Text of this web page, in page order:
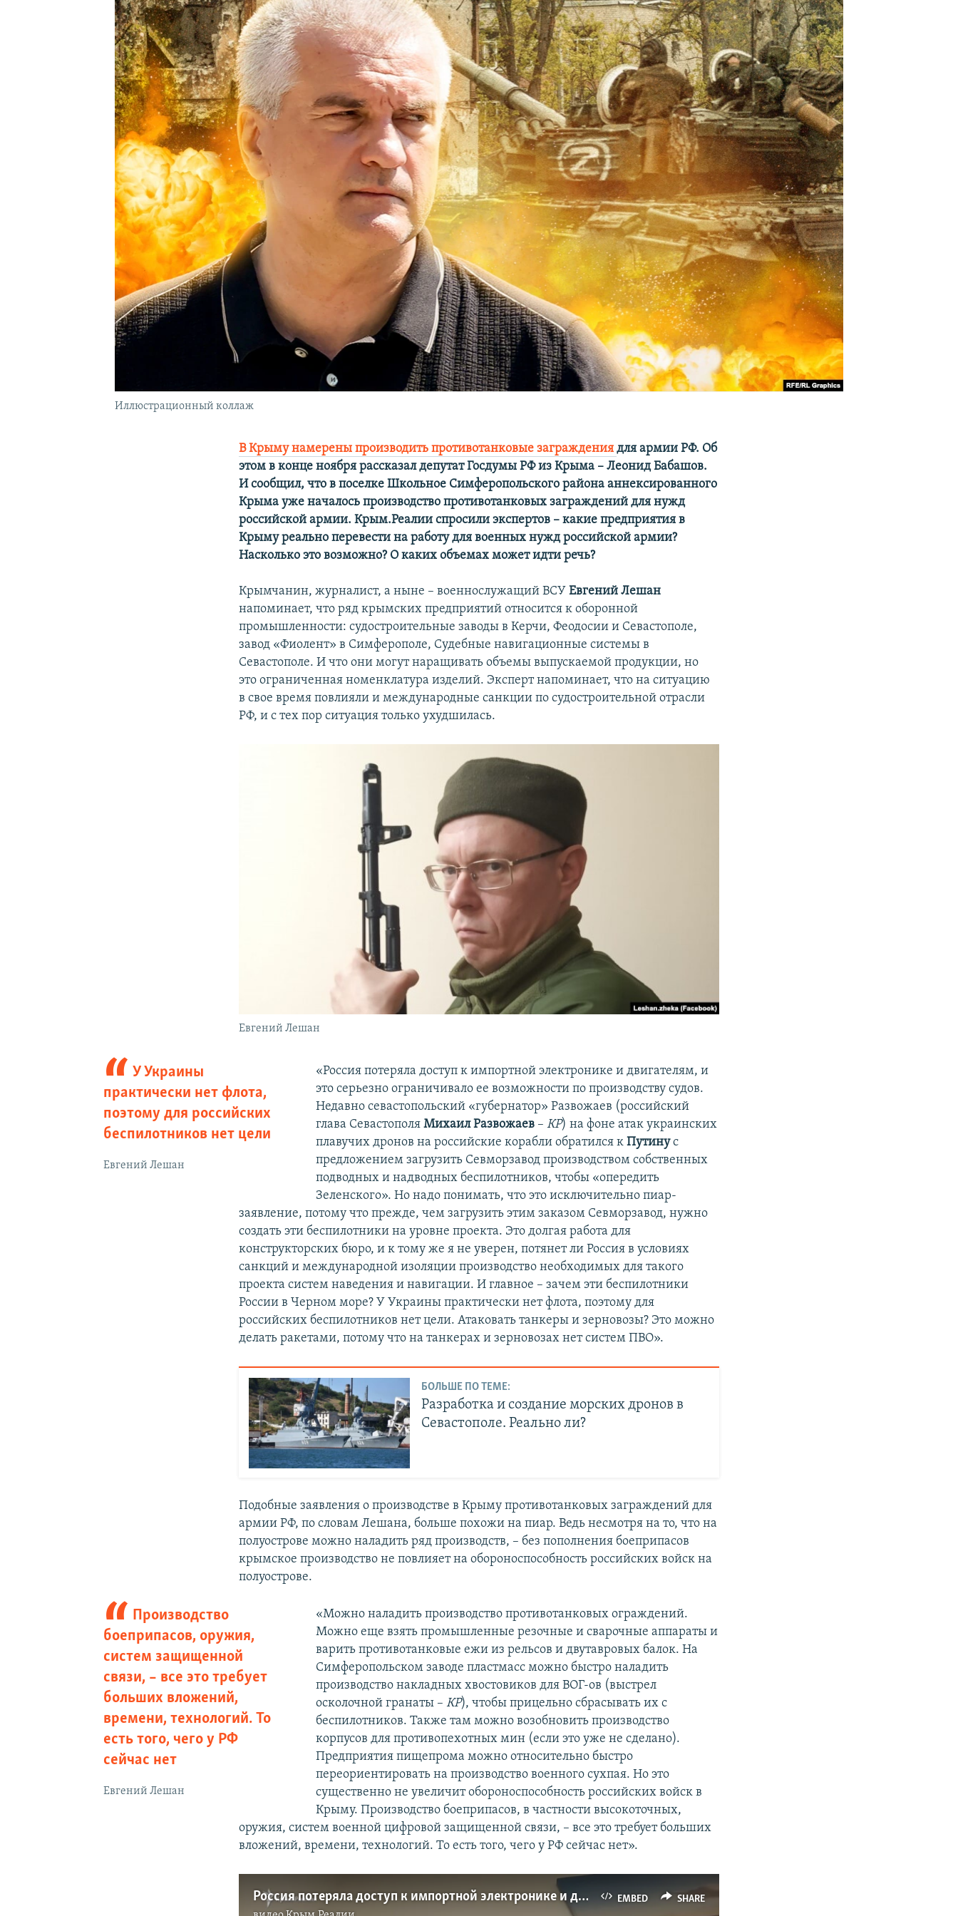
КРЫМ.НЕПОКОРЕННЫЙ
УКРАИНСКАЯ ПРОБЛЕМА КРЫМА
Иллюстрационный коллаж
В Крыму намерены производить противотанковые заграждениядля армии РФ. Об
этом в конце ноября рассказал депутат Госдумы РФ из Крыма – Леонид Бабашов.
И сообщил, что в поселке Школьное Симферопольского района аннексированного
Крыма уже началось производство противотанковых заграждений для нужд
российской армии. Крым.Реалии спросили экспертов – какие предприятия в
Крыму реально перевести на работу для военных нужд российской армии?
Насколько это возможно? О каких объемах может идти речь?
Крымчанин, журналист, а ныне – военнослужащий ВСУЕвгений Лешан
напоминает, что ряд крымских предприятий относится к оборонной
промышленности: судостроительные заводы в Керчи, Феодосии и Севастополе,
завод «Фиолент» в Симферополе, Судебные навигационные системы в
Севастополе. И что они могут наращивать объемы выпускаемой продукции, но
это ограниченная номенклатура изделий. Эксперт напоминает, что на ситуацию
в свое время повлияли и международные санкции по судостроительной отрасли
РФ, и с тех пор ситуация только ухудшилась.
Евгений Лешан
У Украины
практически нет флота,
поэтому для российских
беспилотников нет цели
Евгений Лешан
«Россия потеряла доступ к импортной электронике и двигателям, и
это серьезно ограничивало ее возможности по производству судов.
Недавно севастопольский «губернатор» Развожаев (российский
глава СевастополяМихаил Развожаев – КР) на фоне атак украинских
плавучих дронов на российские корабли обратился к Путинус
предложением загрузить Севморзавод производством собственных
подводных и надводных беспилотников, чтобы «опередить
Зеленского». Но надо понимать, что это исключительно пиар-
заявление, потому что прежде, чем загрузить этим заказом Севморзавод, нужно
создать эти беспилотники на уровне проекта. Это долгая работа для
конструкторских бюро, и к тому же я не уверен, потянет ли Россия в условиях
санкций и международной изоляции производство необходимых для такого
проекта систем наведения и навигации. И главное – зачем эти беспилотники
России в Черном море? У Украины практически нет флота, поэтому для
российских беспилотников нет цели. Атаковать танкеры и зерновозы? Это можно
делать ракетами, потому что на танкерах и зерновозах нет систем ПВО».
БОЛЬШЕ ПО ТЕМЕ:
Разработка и создание морских дронов в
Севастополе. Реально ли?
Подобные заявления о производстве в Крыму противотанковых заграждений для
армии РФ, по словам Лешана, больше похожи на пиар. Ведь несмотря на то, что на
полуострове можно наладить ряд производств, – без пополнения боеприпасов
крымское производство не повлияет на обороноспособность российских войск на
полуострове.
Производство
боеприпасов, оружия,
систем защищенной
связи, – все это требует
больших вложений,
времени, технологий. То
есть того, чего у РФ
сейчас нет
Евгений Лешан
«Можно наладить производство противотанковых ограждений.
Можно еще взять промышленные резочные и сварочные аппараты и
варить противотанковые ежи из рельсов и двутавровых балок. На
Симферопольском заводе пластмасс можно быстро наладить
производство накладных хвостовиков для ВОГ-ов (выстрел
осколочной гранаты – КР), чтобы прицельно сбрасывать их с
беспилотников. Также там можно возобновить производство
корпусов для противопехотных мин (если это уже не сделано).
Предприятия пищепрома можно относительно быстро
переориентировать на производство военного сухпая. Но это
существенно не увеличит обороноспособность российских войск в
Крыму. Производство боеприпасов, в частности высокоточных,
оружия, систем военной цифровой защищенной связи, – все это требует больших
вложений, времени, технологий. То есть того, чего у РФ сейчас нет».
EMBED SHARE
Россия потеряла доступ к импортной электронике и двигателям, и это серьезно ограничивало ее возможности по производству судов, – Лешан